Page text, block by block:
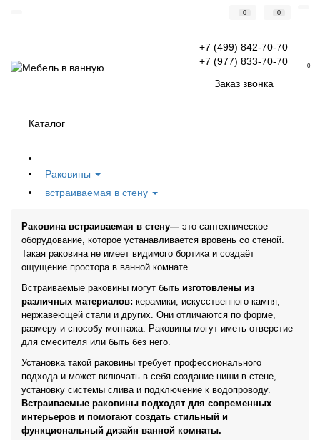
0 0
+7 (499) 842-70-70
+7 (977) 833-70-70
Заказ звонка
0
Каталог
Раковины
встраиваемая в стену
Раковина встраиваемая в стену— это сантехническое
оборудование, которое устанавливается вровень со стеной.
Такая раковина не имеет видимого бортика и создаёт
ощущение простора в ванной комнате.
Встраиваемые раковины могут быть изготовлены из
различных материалов: керамики, искусственного камня,
нержавеющей стали и других. Они отличаются по форме,
размеру и способу монтажа. Раковины могут иметь отверстие
для смесителя или быть без него.
Установка такой раковины требует профессионального
подхода и может включать в себя создание ниши в стене,
установку системы слива и подключение к водопроводу.
Встраиваемые раковины подходят для современных
интерьеров и помогают создать стильный и
функциональный дизайн ванной комнаты.